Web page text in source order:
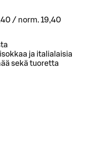
/ norm. 19,40
ja italialaisia
sekä tuoretta